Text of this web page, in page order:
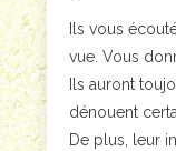
Ils vous
vue. Vous
Ils auront
dénouent
De plus, leur